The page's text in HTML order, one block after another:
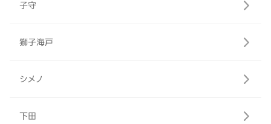
子守
獅子海戸
シメノ
下田